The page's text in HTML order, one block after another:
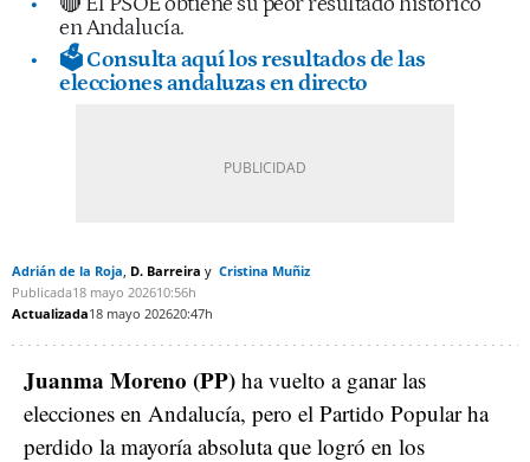
en Andalucía.
🗳️ Consulta aquí los resultados de las
elecciones andaluzas en directo
Adrián de la Roja D. Barreira
Cristina Muñiz
Publicada18 mayo 202610:56h
Actualizada18 mayo 202620:47h
Juanma Moreno (PP) ha vuelto a ganar las
elecciones en Andalucía, pero el Partido Popular ha
perdido la mayoría absoluta que logró en los